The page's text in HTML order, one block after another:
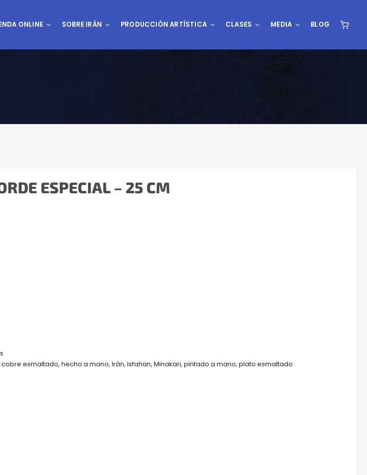
ONLINE SOBRE IRÁN PRODUCCIÓN ARTÍSTICA CLASES MEDIA BLOG
ESPECIAL – 25 CM
cobre esmaltado, hecho a mano, Irán, Isfahan, Minakari, pintado a mano, plato esmaltado